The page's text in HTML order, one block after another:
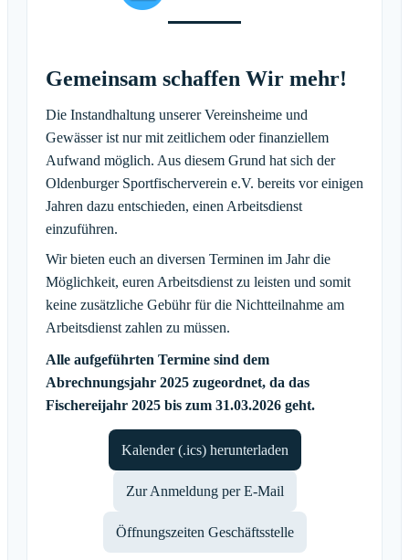
Gemeinsam schaffen Wir mehr!
Die Instandhaltung unserer Vereinsheime und
Gewässer ist nur mit zeitlichem oder finanziellem
Aufwand möglich. Aus diesem Grund hat sich der
Oldenburger Sportfischerverein e.V. bereits vor einigen
Jahren dazu entschieden, einen Arbeitsdienst
einzuführen.
Wir bieten euch an diversen Terminen im Jahr die
Möglichkeit, euren Arbeitsdienst zu leisten und somit
keine zusätzliche Gebühr für die Nichtteilnahme am
Arbeitsdienst zahlen zu müssen.
Alle aufgeführten Termine sind dem
Abrechnungsjahr 2025 zugeordnet, da das
Fischereijahr 2025 bis zum 31.03.2026 geht.
Kalender (.ics) herunterladen
Zur Anmeldung per E-Mail
Öffnungszeiten Geschäftsstelle